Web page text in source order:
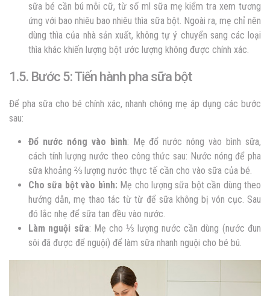
sữa bé cần bú mỗi cữ, từ số ml sữa mẹ kiểm tra xem tương
ứng với bao nhiêu bao nhiêu thìa sữa bột. Ngoài ra, mẹ chỉ nên
dùng thìa của nhà sản xuất, không tự ý chuyển sang các loại
thìa khác khiến lượng bột ước lượng không được chính xác.
1.5. Bước 5: Tiến hành pha sữa bột
Để pha sữa cho bé chính xác, nhanh chóng mẹ áp dụng các bước
sau:
Đổ nước nóng vào bình: Mẹ đổ nước nóng vào bình sữa,
cách tính lượng nước theo công thức sau: Nước nóng để pha
sữa khoảng ⅔ lượng nước thực tế cần cho vào sữa của bé.
Cho sữa bột vào bình: Mẹ cho lượng sữa bột cần dùng theo
hướng dẫn, mẹ thao tác từ từ để sữa không bị vón cục. Sau
đó lắc nhẹ để sữa tan đều vào nước.
Làm nguội sữa: Mẹ cho ⅓ lượng nước cần dùng (nước đun
sôi đã được để nguội) để làm sữa nhanh nguội cho bé bú.